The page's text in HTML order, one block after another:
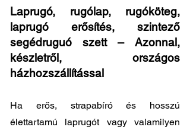
Laprugó, rugólap, rugóköteg,
laprugó erősítés, szintező
segédruguó szett – Azonnal,
készletről, országos
házhozszállítással
Ha erős, strapabíró és hosszú
élettartamú laprugót vagy valamilyen